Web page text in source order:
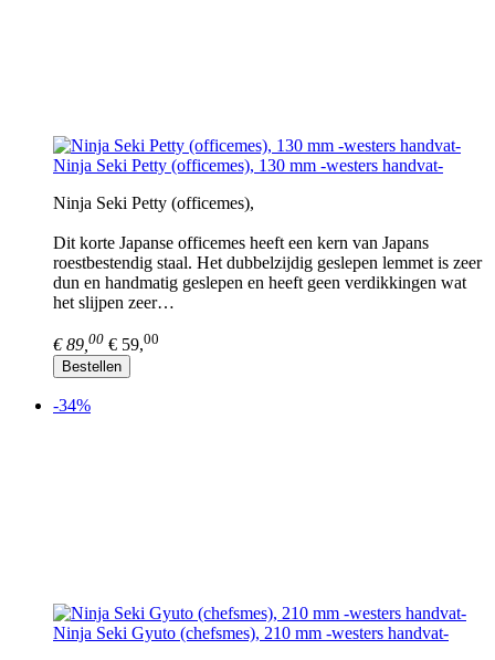
Ninja Seki Petty (officemes), 130 mm -westers handvat-
Ninja Seki Petty (officemes),
Dit korte Japanse officemes heeft een kern van Japans
roestbestendig staal. Het dubbelzijdig geslepen lemmet is zeer
dun en handmatig geslepen en heeft geen verdikkingen wat
het slijpen zeer…
€ 89, 00 € 59,00
Bestellen
-34%
Ninja Seki Gyuto (chefsmes), 210 mm -westers handvat-